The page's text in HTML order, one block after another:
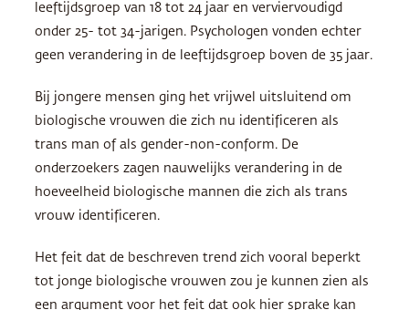
leeftijdsgroep van 18 tot 24 jaar en verviervoudigd
onder 25- tot 34-jarigen. Psychologen vonden echter
geen verandering in de leeftijdsgroep boven de 35 jaar.
Bij jongere mensen ging het vrijwel uitsluitend om
biologische vrouwen die zich nu identificeren als
trans man of als gender-non-conform. De
onderzoekers zagen nauwelijks verandering in de
hoeveelheid biologische mannen die zich als trans
vrouw identificeren.
Het feit dat de beschreven trend zich vooral beperkt
tot jonge biologische vrouwen zou je kunnen zien als
een argument voor het feit dat ook hier sprake kan